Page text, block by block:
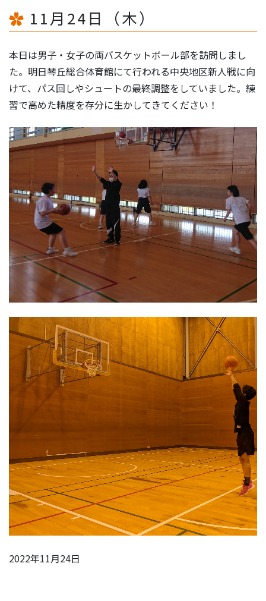
11月24日（木）
本日は男子・女子の両バスケットボール部を訪問しまし
た。明日琴丘総合体育館にて行われる中央地区新人戦に向
けて、パス回しやシュートの最終調整をしていました。練
習で高めた精度を存分に生かしてきてください！
2022年11月24日